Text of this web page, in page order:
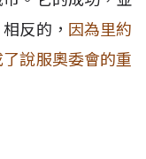
反的， 因為里約
說服奧委會的重